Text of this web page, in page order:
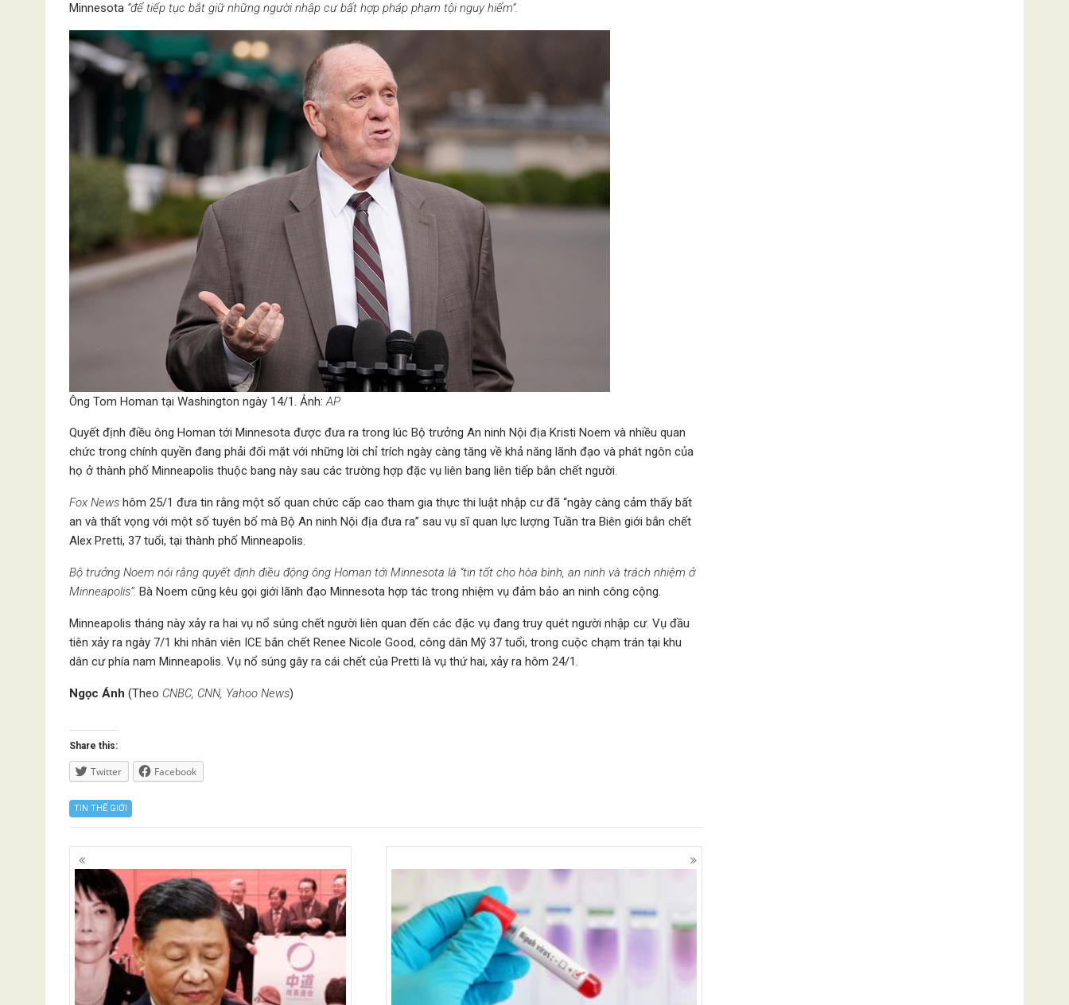
Minnesota “để tiếp tục bắt giữ những người nhập cư bất hợp pháp phạm tội nguy hiểm”.
Ông Tom Homan tại Washington ngày 14/1. Ảnh:AP
Quyết định điều ông Homan tới Minnesota được đưa ra trong lúc Bộ trưởng An ninh Nội địa Kristi Noem và nhiều quan
chức trong chính quyền đang phải đối mặt với những lời chỉ trích ngày càng tăng về khả năng lãnh đạo và phát ngôn của
họ ở thành phố Minneapolis thuộc bang này sau các trường hợp đặc vụ liên bang liên tiếp bắn chết người.
Fox News hôm 25/1 đưa tin rằng một số quan chức cấp cao tham gia thực thi luật nhập cư đã “ngày càng cảm thấy bất
an và thất vọng với một số tuyên bố mà Bộ An ninh Nội địa đưa ra” sau vụ sĩ quan lực lượng Tuần tra Biên giới bắn chết
Alex Pretti, 37 tuổi, tại thành phố Minneapolis.
Bộ trưởng Noem nói rằng quyết định điều động ông Homan tới Minnesota là “tin tốt cho hòa bình, an ninh và trách nhiệm ở
Minneapolis”. Bà Noem cũng kêu gọi giới lãnh đạo Minnesota hợp tác trong nhiệm vụ đảm bảo an ninh công cộng.
Minneapolis tháng này xảy ra hai vụ nổ súng chết người liên quan đến các đặc vụ đang truy quét người nhập cư. Vụ đầu
tiên xảy ra ngày 7/1 khi nhân viên ICE bắn chết Renee Nicole Good, công dân Mỹ 37 tuổi, trong cuộc chạm trán tại khu
dân cư phía nam Minneapolis. Vụ nổ súng gây ra cái chết của Pretti là vụ thứ hai, xảy ra hôm 24/1.
Ngọc Ánh (Theo CNBC, CNN, Yahoo News)
Share this:
Twitter Facebook
TIN THẾ GIỚI
Posts
navigation